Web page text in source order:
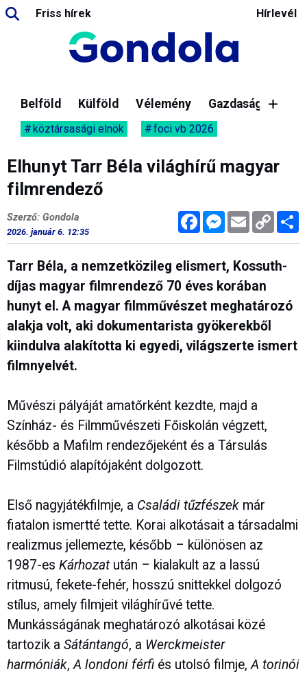
Friss hírek Hírlevél
Belföld Külföld Vélemény Gazdaság
köztársasági elnök foci vb 2026
Elhunyt Tarr Béla világhírű magyar
filmrendező
FacebookMessenger
Email Copy
Link
Szerző: Gondola
2026. január 6. 12:35
Tarr Béla, a nemzetközileg elismert, Kossuth-
díjas magyar filmrendező 70 éves korában
hunyt el. A magyar filmművészet meghatározó
alakja volt, aki dokumentarista gyökerekből
kiindulva alakította ki egyedi, világszerte ismert
filmnyelvét.
Művészi pályáját amatőrként kezdte, majd a
Színház- és Filmművészeti Főiskolán végzett,
később a Mafilm rendezőjeként és a Társulás
Filmstúdió alapítójaként dolgozott.
Első nagyjátékfilmje, a Családi tűzfészek már
fiatalon ismertté tette. Korai alkotásait a társadalmi
realizmus jellemezte, később – különösen az
1987-es Kárhozatután – kialakult az a lassú
ritmusú, fekete-fehér, hosszú snittekkel dolgozó
stílus, amely filmjeit világhírűvé tette.
Munkásságának meghatározó alkotásai közé
tartozik a Sátántangó, a Werckmeister
harmóniák,A londoni férfi és utolsó filmje,A torinói